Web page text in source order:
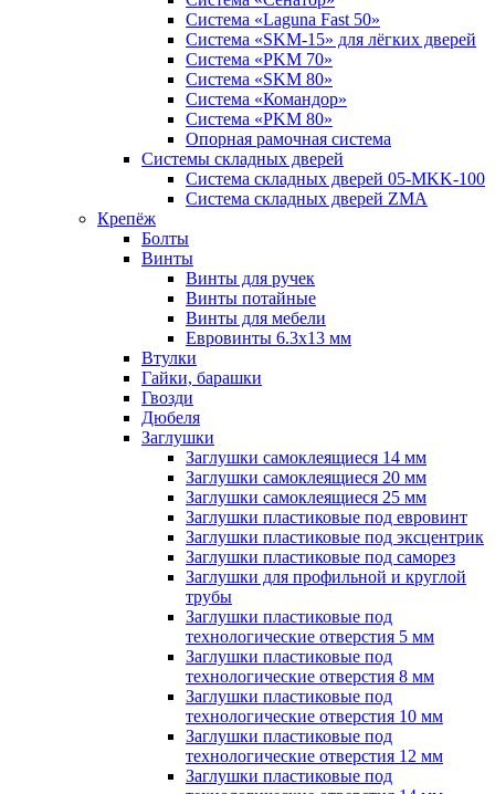
Система «Laguna Fast 50»
Система «SKM-15» для лёгких дверей
Система «PKM 70»
Система «SKM 80»
Система «Командор»
Система «PKM 80»
Опорная рамочная система
Системы складных дверей
Система складных дверей 05-MKK-100
Система складных дверей ZMA
Крепёж
Болты
Винты
Винты для ручек
Винты потайные
Винты для мебели
Евровинты 6.3х13 мм
Втулки
Гайки, барашки
Гвозди
Дюбеля
Заглушки
Заглушки самоклеящиеся 14 мм
Заглушки самоклеящиеся 20 мм
Заглушки самоклеящиеся 25 мм
Заглушки пластиковые под евровинт
Заглушки пластиковые под эксцентрик
Заглушки пластиковые под саморез
Заглушки для профильной и круглой
трубы
Заглушки пластиковые под
технологические отверстия 5 мм
Заглушки пластиковые под
технологические отверстия 8 мм
Заглушки пластиковые под
технологические отверстия 10 мм
Заглушки пластиковые под
технологические отверстия 12 мм
Заглушки пластиковые под